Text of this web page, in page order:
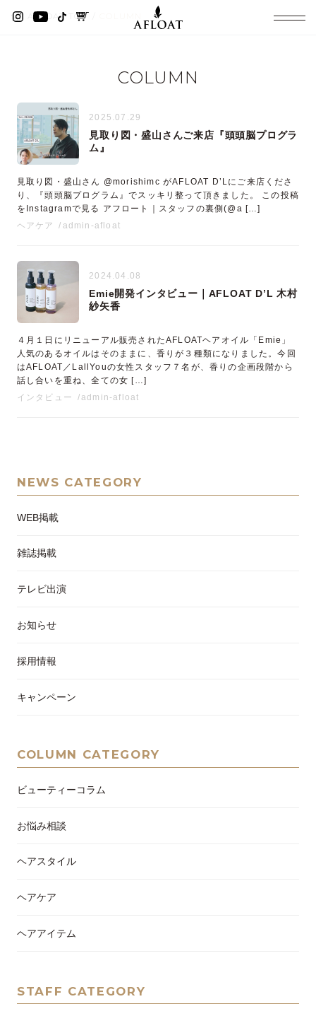
AFLOAT TOP
COLUMN
2025.07.29
見取り図・盛山さんご来店『頭頭脳プログラ
ム』
見取り図・盛山さん @morishimc がAFLOAT D’Lにご来店くださ
り、『頭頭脳プログラム』でスッキリ整って頂きました。 この投稿
をInstagramで見る アフロート｜スタッフの裏側(@a […]
ヘアケア
admin-afloat
2024.04.08
Emie開発インタビュー｜AFLOAT D’L 木村
紗矢香
４月１日にリニューアル販売されたAFLOATヘアオイル「Emie」
人気のあるオイルはそのままに、香りが３種類になりました。今回
はAFLOAT／LallYouの女性スタッフ７名が、香りの企画段階から
話し合いを重ね、全ての女 […]
インタビュー
admin-afloat
NEWS CATEGORY
WEB掲載
雑誌掲載
テレビ出演
お知らせ
採用情報
キャンペーン
COLUMN CATEGORY
ビューティーコラム
お悩み相談
ヘアスタイル
ヘアケア
ヘアアイテム
STAFF CATEGORY